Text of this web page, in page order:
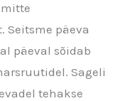
Seitsme päeva
päeval sõidab
Sageli
tehakse